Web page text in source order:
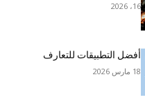
16، 2026
أفضل التطبيقات للتعارف
18 مارس 2026